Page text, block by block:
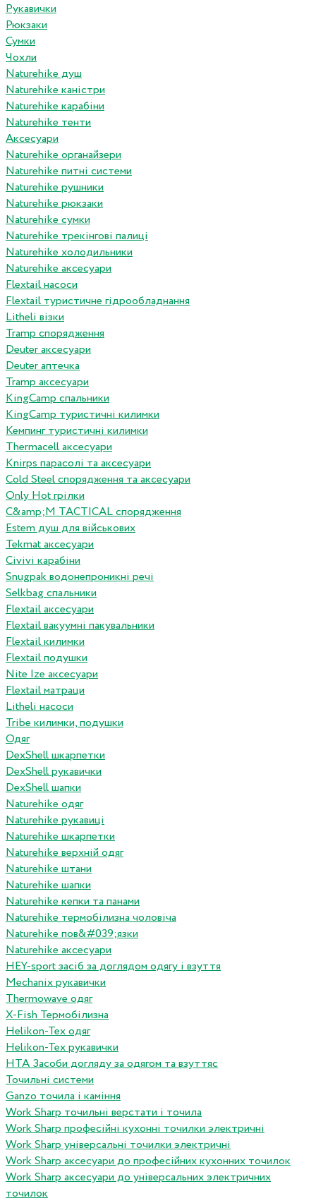
Рукавички
Рюкзаки
Сумки
Чохли
Naturehike душ
Naturehike каністри
Naturehike карабіни
Naturehike тенти
Аксесуари
Naturehike органайзери
Naturehike питні системи
Naturehike рушники
Naturehike рюкзаки
Naturehike сумки
Naturehike трекінгові палиці
Naturehike холодильники
Naturehike аксесуари
Flextail насоси
Flextail туристичне гідрообладнання
Litheli візки
Tramp спорядження
Deuter аксесуари
Deuter аптечка
Tramp аксесуари
KingCamp спальники
KingCamp туристичні килимки
Кемпинг туристичні килимки
Thermacell аксесуари
Knirps парасолі та аксесуари
Cold Steel спорядження та аксесуари
Only Hot грілки
C&amp;M TACTICAL спорядження
Estem душ для військових
Tekmat аксесуари
Сivivi карабіни
Snugpak водонепроникні речі
Selkbag спальники
Flextail аксесуари
Flextail вакуумні пакувальники
Flextail килимки
Flextail подушки
Nite Ize аксесуари
Flextail матраци
Litheli насоси
Tribe килимки, подушки
Одяг
DexShell шкарпетки
DexShell рукавички
DexShell шапки
Naturehike одяг
Naturehike рукавиці
Naturehike шкарпетки
Naturehike верхній одяг
Naturehike штани
Naturehike шапки
Naturehike кепки та панами
Naturehike термобілизна чоловіча
Naturehike пов&#039;язки
Naturehike аксесуари
HEY-sport засіб за доглядом одягу і взуття
Mechanix рукавички
Thermowave одяг
X-Fish Термобілизна
Helikon-Tex одяг
Helikon-Tex рукавички
HTA Засоби догляду за одягом та взуттяс
Точильні системи
Ganzo точила і каміння
Work Sharp точильні верстати і точила
Work Sharp професiйнi кухоннi точилки электричнi
Work Sharp унiверсальнi точилки электричнi
Work Sharp аксесуари до професiйних кухонних точилок
Work Sharp аксесуари до унiверсальних электричних
точилок